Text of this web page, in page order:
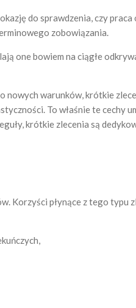
do sprawdzenia, czy praca
zobowiązania.
one bowiem na ciągłe
warunków, krótkie
To właśnie te cechy
krótkie zlecenia są
Korzyści płynące z tego typu